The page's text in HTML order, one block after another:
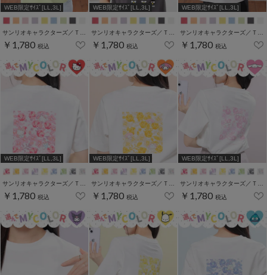
WEB限定ｻｲｽﾞ[LL,3L]
￥1,780 税込
WEB限定ｻｲｽﾞ[LL,3L]
￥1,780 税込
WEB限定ｻｲｽﾞ[LL,3L]
￥1,780 税込
WEB限定ｻｲｽﾞ[LL,3L]
サンリオキャラクターズ／Ｔシャツ（お花かくれんぼ）
￥1,780 税込
WEB限定ｻｲｽﾞ[LL,3L]
サンリオキャラクターズ／Ｔシャツ（お花かくれんぼ）
￥1,780 税込
WEB限定ｻｲｽﾞ[LL,3L]
サンリオキャラクターズ／Ｔシャツ（お花かくれんぼ）
￥1,780 税込